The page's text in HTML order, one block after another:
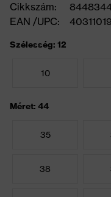
Cikkszám:
EAN /UPC:
Szélesség: 12
10
Méret: 44
35
38